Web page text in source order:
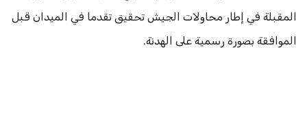
المقبلة في إطار محاولات الجيش تحقيق تقدما في الميدان قبل
الموافقة بصورة رسمية على الهدنة.